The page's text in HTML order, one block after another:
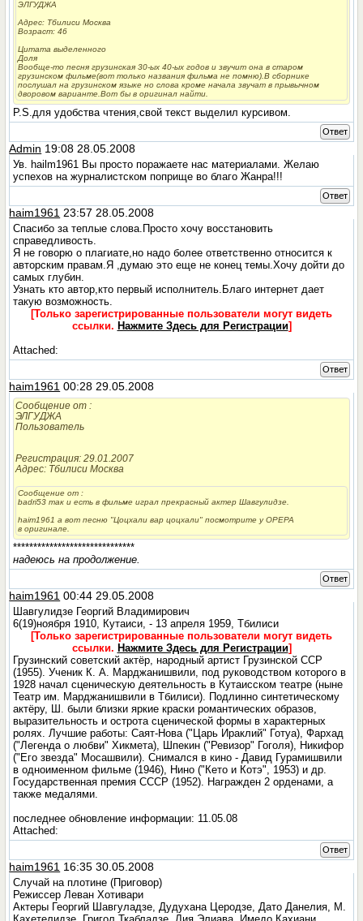
ЭЛГУДЖА
Адрес: Тбилиси Москва
Возраст: 46
Цитата выделенного
Доля
Вообще-то песня грузинская 30-ых 40-ых годов и звучит она в старом
грузинском фильме(вот только названия фильма не помню).В сборнике
послушал на грузинском языке но слова кроме начала звучат в прывычном
дворовом варианте.Вот бы в оригинал найти.
P.S.для удобства чтения,свой текст выделил курсивом.
Ответ
Admin 19:08 28.05.2008
Ув. hailm1961 Вы просто поражаете нас материалами. Желаю
успехов на журналистском поприще во благо Жанра!!!
Ответ
haim1961 23:57 28.05.2008
Спасибо за теплые слова.Просто хочу восстановить
справедливость.
Я не говорю о плагиате,но надо более ответственно относится к
авторским правам.Я ,думаю это еще не конец темы.Хочу дойти до
самых глубин.
Узнать кто автор,кто первый исполнитель.Благо интернет дает
такую возможность.
[Только зарегистрированные пользователи могут видеть
ссылки. Нажмите Здесь для Регистрации]
Attached:
Ответ
haim1961 00:28 29.05.2008
Сообщение от :
ЭЛГУДЖА
Пользователь
Регистрация: 29.01.2007
Адрес: Тбилиси Москва
Сообщение от :
badri53 так и есть в фильме играл прекрасный актер Шавгулидзе.
haim1961 а вот песню "Цоцхали вар цоцхали" посмотрите у ОРЕРА
в оригинале.
******************************
надеюсь на продолжение.
Ответ
haim1961 00:44 29.05.2008
Шавгулидзе Георгий Владимирович
6(19)ноября 1910, Кутаиси, - 13 апреля 1959, Тбилиси
[Только зарегистрированные пользователи могут видеть
ссылки. Нажмите Здесь для Регистрации]
Грузинский советский актёр, народный артист Грузинской ССР
(1955). Ученик К. А. Марджанишвили, под руководством которого в
1928 начал сценическую деятельность в Кутаисском театре (ныне
Театр им. Марджанишвили в Тбилиси). Подлинно синтетическому
актёру, Ш. были близки яркие краски романтических образов,
выразительность и острота сценической формы в характерных
ролях. Лучшие работы: Саят-Нова ("Царь Ираклий" Готуа), Фархад
("Легенда о любви" Хикмета), Шпекин ("Ревизор" Гоголя), Никифор
("Его звезда" Мосашвили). Снимался в кино - Давид Гурамишвили
в одноименном фильме (1946), Нино ("Кето и Котэ", 1953) и др.
Государственная премия СССР (1952). Награжден 2 орденами, а
также медалями.
последнее обновление информации: 11.05.08
Attached:
Ответ
haim1961 16:35 30.05.2008
Случай на плотине (Приговор)
Режиссер Леван Хотивари
Актеры Георгий Шавгуладзе, Дудухана Церодзе, Дато Данелия, М.